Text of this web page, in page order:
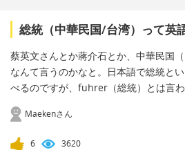
総統（中華民国/台湾）って英
蔡英文さんとか蔣介石とか、中華民国
なんて言うのかなと。日本語で総統と
べるのですが、fuhrer（総統）とは言わ
Maekenさん
6 3620